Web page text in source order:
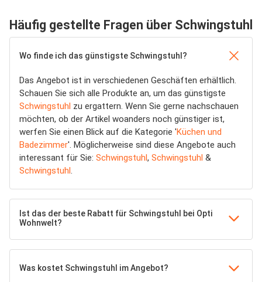
Häufig gestellte Fragen über Schwingstuhl
Wo finde ich das günstigste Schwingstuhl?
Das Angebot ist in verschiedenen Geschäften erhältlich.
Schauen Sie sich alle Produkte an, um das günstigste
Schwingstuhl zu ergattern. Wenn Sie gerne nachschauen
möchten, ob der Artikel woanders noch günstiger ist,
werfen Sie einen Blick auf die Kategorie 'Küchen und
Badezimmer'. Möglicherweise sind diese Angebote auch
interessant für Sie: Schwingstuhl, Schwingstuhl &
Schwingstuhl.
Ist das der beste Rabatt für Schwingstuhl bei Opti
Wohnwelt?
Was kostet Schwingstuhl im Angebot?